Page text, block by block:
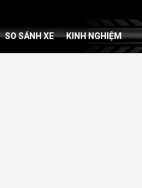
SO SÁNH XE KINH NGHIỆM